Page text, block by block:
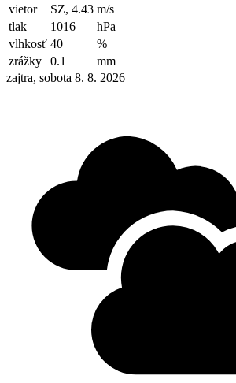
vietor
SZ, 4.43 m/s
tlak
1016
hPa
vlhkosť 40
%
zrážky
0.1
mm
zajtra, sobota 8. 8. 2026